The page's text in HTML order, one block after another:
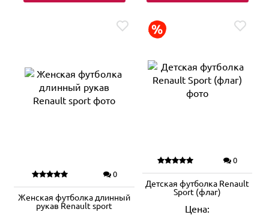
0
Женская футболка длинный
рукав Renault sport
0
Детская футболка Renault
Sport (флаг)
Цена: